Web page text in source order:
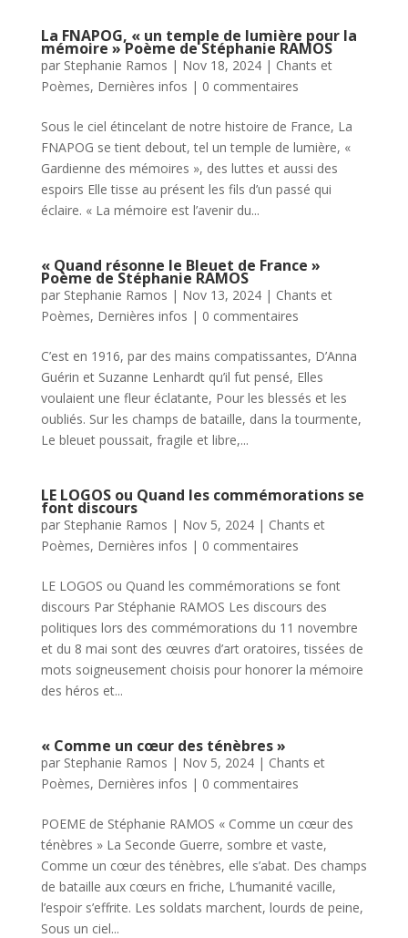
La FNAPOG, « un temple de lumière pour la
mémoire » Poème de Stéphanie RAMOS
par Stephanie Ramos | Nov 18, 2024| Chants et
Poèmes, Dernières infos | 0 commentaires
Sous le ciel étincelant de notre histoire de France, La
FNAPOG se tient debout, tel un temple de lumière, «
Gardienne des mémoires », des luttes et aussi des
espoirs Elle tisse au présent les fils d’un passé qui
éclaire. « La mémoire est l’avenir du...
« Quand résonne le Bleuet de France »
Poème de Stéphanie RAMOS
par Stephanie Ramos | Nov 13, 2024| Chants et
Poèmes, Dernières infos | 0 commentaires
C’est en 1916, par des mains compatissantes, D’Anna
Guérin et Suzanne Lenhardt qu’il fut pensé, Elles
voulaient une fleur éclatante, Pour les blessés et les
oubliés. Sur les champs de bataille, dans la tourmente,
Le bleuet poussait, fragile et libre,...
LE LOGOS ou Quand les commémorations se
font discours
par Stephanie Ramos | Nov 5, 2024| Chants et
Poèmes, Dernières infos | 0 commentaires
LE LOGOS ou Quand les commémorations se font
discours Par Stéphanie RAMOS Les discours des
politiques lors des commémorations du 11 novembre
et du 8 mai sont des œuvres d’art oratoires, tissées de
mots soigneusement choisis pour honorer la mémoire
des héros et...
« Comme un cœur des ténèbres »
par Stephanie Ramos | Nov 5, 2024| Chants et
Poèmes, Dernières infos | 0 commentaires
POEME de Stéphanie RAMOS « Comme un cœur des
ténèbres » La Seconde Guerre, sombre et vaste,
Comme un cœur des ténèbres, elle s’abat. Des champs
de bataille aux cœurs en friche, L’humanité vacille,
l’espoir s’effrite. Les soldats marchent, lourds de peine,
Sous un ciel...